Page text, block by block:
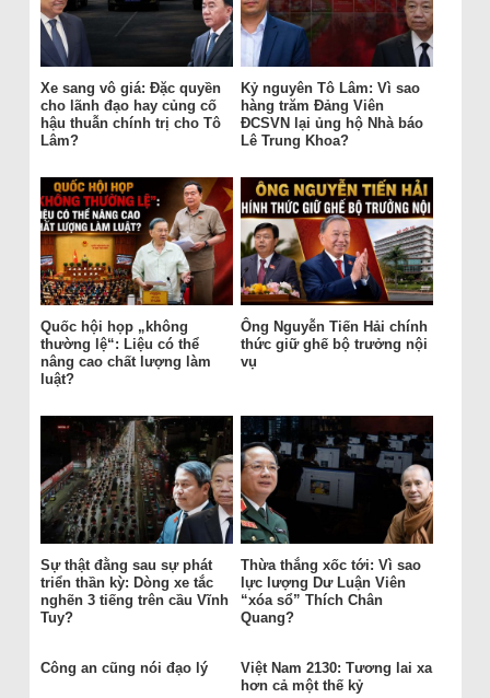
Xe sang vô giá: Đặc quyền
cho lãnh đạo hay củng cố
hậu thuẫn chính trị cho Tô
Lâm?
Kỷ nguyên Tô Lâm: Vì sao
hàng trăm Đảng Viên
ĐCSVN lại ủng hộ Nhà báo
Lê Trung Khoa?
Quốc hội họp „không
thường lệ“: Liệu có thể
nâng cao chất lượng làm
luật?
Ông Nguyễn Tiến Hải chính
thức giữ ghế bộ trưởng nội
vụ
Sự thật đằng sau sự phát
triển thần kỳ: Dòng xe tắc
nghẽn 3 tiếng trên cầu Vĩnh
Tuy?
Thừa thắng xốc tới: Vì sao
lực lượng Dư Luận Viên
“xóa sổ” Thích Chân
Quang?
Công an cũng nói đạo lý
Việt Nam 2130: Tương lai xa
hơn cả một thế kỷ